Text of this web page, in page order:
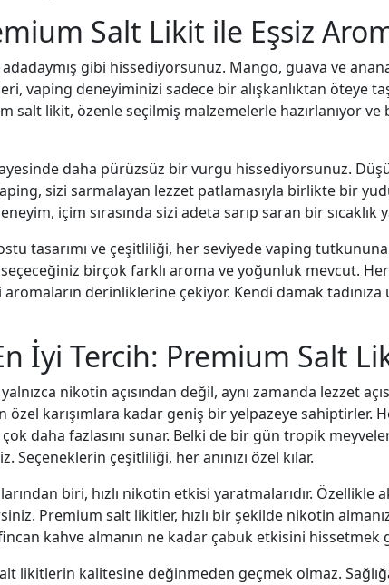
Salt Likit ile Eşsiz
gibi hissediyorsunuz. Mango, guava ve
vaping deneyiminizi sadece bir alışkanlıktan öteye
salt likit, özenle seçilmiş malzemelerle hazırlanıyor ve
sayesinde daha pürüzsüz bir vurgu hissediyorsunuz.
sizi sarmalayan lezzet patlamasıyla birlikte bir
içim sırasında sizi adeta sarıp saran bir sıcaklık
tasarımı ve çeşitliliği, her seviyede vaping
birçok farklı aroma ve yoğunluk mevcut.
derinliklerine çekiyor. Kendi damak
İyi Tercih: Premium Salt
nikotin açısından değil, aynı zamanda lezzet
karışımlara kadar geniş bir yelpazeye sahiptirler.
daha fazlasını sunar. Belki de bir gün tropik
çeşitliliği, her anınızı özel kılar.
biri, hızlı nikotin etkisi yaratmalarıdır. Özellikle
Premium salt likitler, hızlı bir şekilde nikotin
kahve almanın ne kadar çabuk etkisini hissetmek
likitlerin kalitesine değinmeden geçmek olmaz.